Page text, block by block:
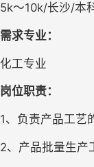
5k～10k/长沙/本
需求专业：
化工专业
岗位职责：
1、负责产品工艺
2、产品批量生产